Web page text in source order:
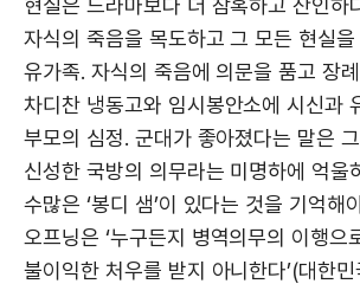
자식의 죽음을 목도하고 그 모든 현실
유가족. 자식의 죽음에 의문을 품고 장
차디찬 냉동고와 임시봉안소에 시신과
부모의 심정. 군대가 좋아졌다는 말은
신성한 국방의 의무라는 미명하에 억울
수많은 ‘봉디 샘’이 있다는 것을 기억해
오프닝은 ‘누구든지 병역의무의 이행으
불이익한 처우를 받지 아니한다’(대한